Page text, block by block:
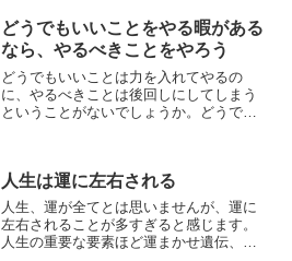
どうでもいいことをやる暇がある
なら、やるべきことをやろう
どうでもいいことは力を入れてやるの
に、やるべきことは後回しにしてしまう
ということがないでしょうか。どうでも
でもいいことばかりやってし...
人生は運に左右される
人生、運が全てとは思いませんが、運に
左右されることが多すぎると感じます。
人生の重要な要素ほど運まかせ遺伝、生